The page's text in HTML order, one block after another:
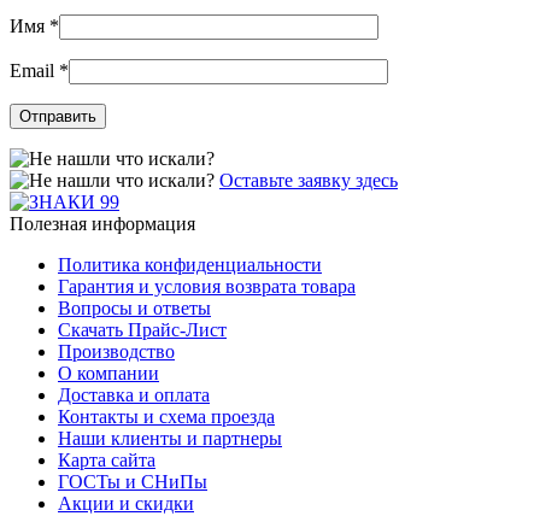
Имя *
Email *
Оставьте заявку здесь
Полезная информация
Политика конфиденциальности
Гарантия и условия возврата товара
Вопросы и ответы
Скачать Прайс-Лист
Производство
О компании
Доставка и оплата
Контакты и схема проезда
Наши клиенты и партнеры
Карта сайта
ГОСТы и СНиПы
Акции и скидки